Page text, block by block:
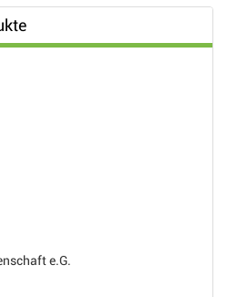
e.G.